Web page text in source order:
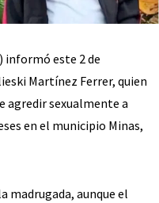
) informó este 2 de
Martínez Ferrer, quien
agredir sexualmente a
en el municipio Minas,
madrugada, aunque el